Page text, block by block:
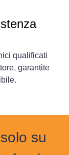
qualificati
garantite
su